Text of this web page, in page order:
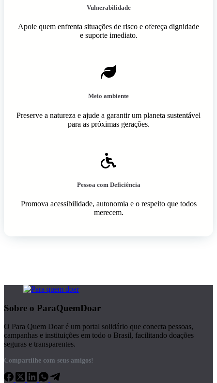
Vulnerabilidade
Apoie quem enfrenta situações de risco e ofereça dignidade
e suporte imediato.
Meio ambiente
Preserve a natureza e ajude a garantir um planeta sustentável
para as próximas gerações.
Pessoa com Deficiência
Promova acessibilidade, autonomia e o respeito que todos
merecem.
Sobre o ParaQuemDoar
O Para Quem Doar é um portal solidário que conecta pessoas,
campanhas e instituições em todo o Brasil, facilitando doações
seguras e transparentes.
Compartilhe com seus amigos!